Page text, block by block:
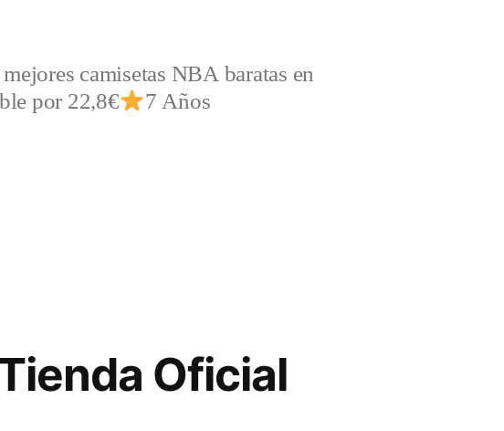
camisetas NBA baratas en
por 22,8€
7 Años
Oficial